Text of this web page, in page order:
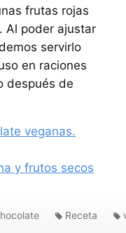
frutas rojas
Al poder ajustar
servirlo
en raciones
después de
veganas.
y frutos secos
Receta